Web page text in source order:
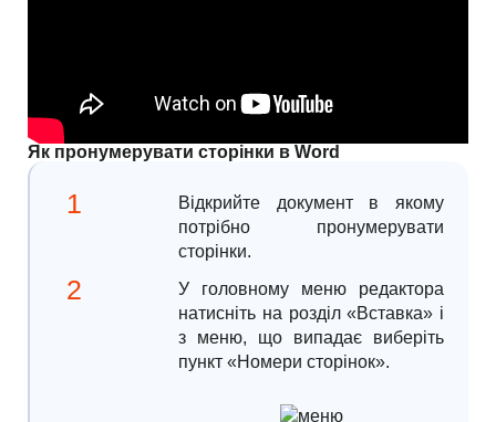
Як пронумерувати сторінки в Word
Відкрийте документ в якому
потрібно пронумерувати
сторінки.
У головному меню редактора
натисніть на розділ «Вставка» і
з меню, що випадає виберіть
пункт «Номери сторінок».